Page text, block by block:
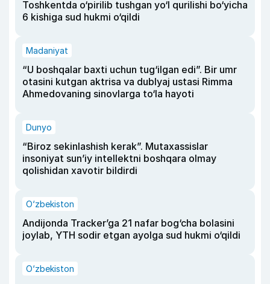
Toshkentda o‘pirilib tushgan yo‘l qurilishi bo‘yicha
6 kishiga sud hukmi o‘qildi
Madaniyat
“U boshqalar baxti uchun tug‘ilgan edi”. Bir umr
otasini kutgan aktrisa va dublyaj ustasi Rimma
Ahmedovaning sinovlarga to‘la hayoti
Dunyo
“Biroz sekinlashish kerak”. Mutaxassislar
insoniyat sun’iy intellektni boshqara olmay
qolishidan xavotir bildirdi
O‘zbekiston
Andijonda Tracker’ga 21 nafar bog‘cha bolasini
joylab, YTH sodir etgan ayolga sud hukmi o‘qildi
O‘zbekiston